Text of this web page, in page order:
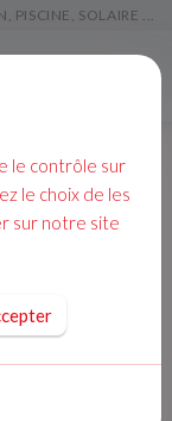
PISCINE, SOLAIRE ...
le contrôle sur
le choix de les
sur notre site